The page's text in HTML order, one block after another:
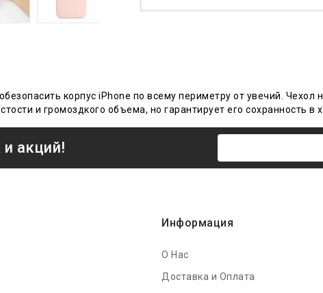
корпус iPhone по всему периметру от увечий.
и громоздкого объема, но гарантирует его сохранность в
и акций!
Информация
О Нас
Доставка и Оплата